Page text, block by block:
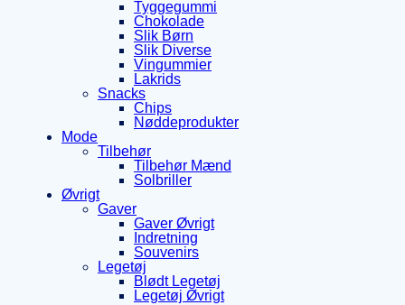
Tyggegummi
Chokolade
Slik Børn
Slik Diverse
Vingummier
Lakrids
Snacks
Chips
Nøddeprodukter
Mode
Tilbehør
Tilbehør Mænd
Solbriller
Øvrigt
Gaver
Gaver Øvrigt
Indretning
Souvenirs
Legetøj
Blødt Legetøj
Legetøj Øvrigt